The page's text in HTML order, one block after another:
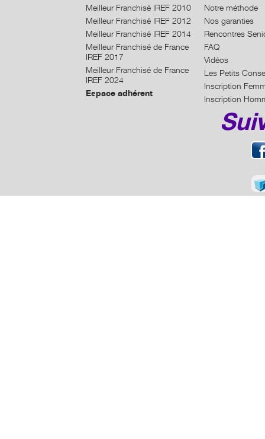
Meilleur Franchisé IREF 2010
Meilleur Franchisé IREF 2012
Meilleur Franchisé IREF 2014
Meilleur Franchisé de France
IREF 2017
Meilleur Franchisé de France
IREF 2024
Espace adhérent
Notre méthode
Nos garanties
Rencontres
FAQ
Vidéos
Les Petits
Inscription
Inscription